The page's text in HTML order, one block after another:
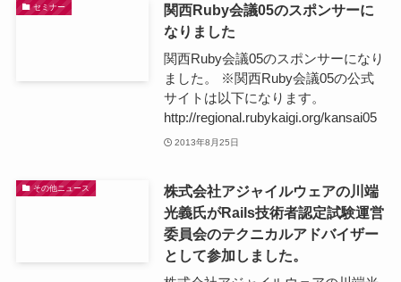
セミナー
関西Ruby会議05のスポンサーに
なりました
関西Ruby会議05のスポンサーになり
ました。 ※関西Ruby会議05の公式
サイトは以下になります。
http://regional.rubykaigi.org/kansai05
2013年8月25日
その他ニュース
株式会社アジャイルウェアの川端
光義氏がRails技術者認定試験運営
委員会のテクニカルアドバイザー
として参加しました。